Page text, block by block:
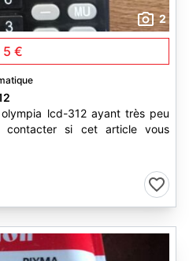
2
5 €
lcd-312 ayant très peu
si cet article vous